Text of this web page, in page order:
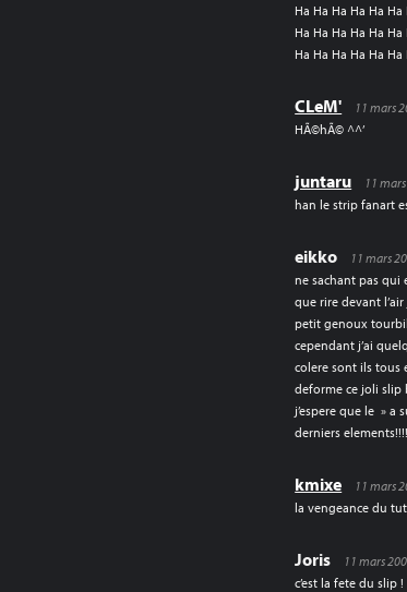
Ha Ha Ha Ha Ha
Ha Ha Ha Ha Ha
Ha Ha Ha Ha Ha
CLeM'
11 mars
HÃ©hÃ© ^^’
juntaru
11
han le strip fanart
eikko
11 mars
ne sachant pas qui
que rire devant
petit genoux
cependant j’ai
colere sont ils tous
deforme ce joli slip
j’espere que le »
derniers
kmixe
11 mars
la vengeance du
Joris
11 mars
c’est la fete du slip !